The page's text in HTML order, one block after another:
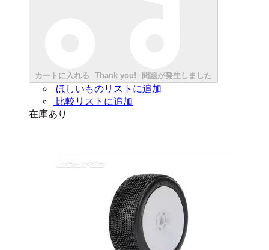
カートに入れる Thank you! 問題が発生しました
ほしいものリストに追加
比較リストに追加
在庫あり